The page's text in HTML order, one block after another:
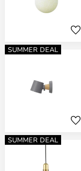
SUMMER DEAL
SUMMER DEAL